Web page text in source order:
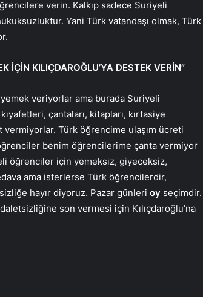
verin. Kalkıp sadece Suriyeli
Yani Türk vatandaşı olmak, Türk
İÇİN KILIÇDAROĞLU’YA DESTEK VERİN”
veriyorlar ama burada Suriyeli
çantaları, kitapları, kırtasiye
Türk öğrencime ulaşım ücreti
benim öğrencilerime çanta vermiyor
öğrenciler için yemeksiz, giyeceksiz,
ama isterlerse Türk öğrencilerdir,
hayır diyoruz. Pazar günleri oy seçimdir.
son vermesi için Kılıçdaroğlu’na